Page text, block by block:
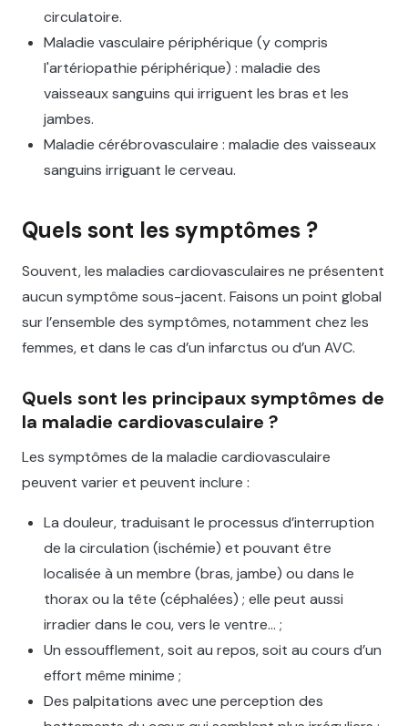
circulatoire.
Maladie vasculaire périphérique (y compris
l'artériopathie périphérique) : maladie des
vaisseaux sanguins qui irriguent les bras et les
jambes.
Maladie cérébrovasculaire : maladie des vaisseaux
sanguins irriguant le cerveau.
Quels sont les symptômes ?
Souvent, les maladies cardiovasculaires ne présentent
aucun symptôme sous-jacent. Faisons un point global
sur l’ensemble des symptômes, notamment chez les
femmes, et dans le cas d’un infarctus ou d’un AVC.
Quels sont les principaux symptômes de
la maladie cardiovasculaire ?
Les symptômes de la maladie cardiovasculaire
peuvent varier et peuvent inclure :
La douleur, traduisant le processus d’interruption
de la circulation (ischémie) et pouvant être
localisée à un membre (bras, jambe) ou dans le
thorax ou la tête (céphalées) ; elle peut aussi
irradier dans le cou, vers le ventre… ;
Un essoufflement, soit au repos, soit au cours d’un
effort même minime ;
Des palpitations avec une perception des